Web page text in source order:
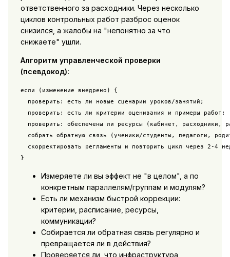
ответственного за расходники. Через несколько
циклов контрольных работ разброс оценок
снизился, а жалобы на "непонятно за что
снижаете" ушли.
Алгоритм управленческой проверки
(псевдокод):
если (изменение внедрено) {
  проверить: есть ли новые сценарии уроков/занятий;
  проверить: есть ли критерии оценивания и примеры работ;
проверить: обеспечены ли ресурсы (кабинет, расходники,
собрать обратную связь (ученики/студенты, педагоги,
скорректировать регламенты и повторить цикл через 2-4
}
Измеряете ли вы эффект не "в целом", а по
конкретным параллелям/группам и модулям?
Есть ли механизм быстрой коррекции:
критерии, расписание, ресурсы,
коммуникации?
Собирается ли обратная связь регулярно и
превращается ли в действия?
Проверяется ли, что инфраструктура